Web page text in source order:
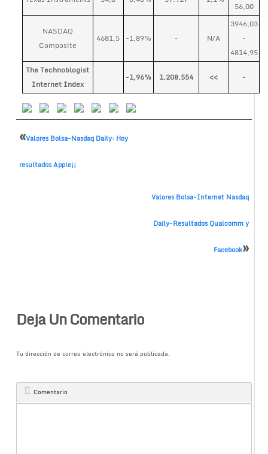
56,00
NASDAQ
Composite
4681,5 -1,89% – N/A
3946,03
–
4814,95
The Technoblogist
Internet Index
-1,96% 1.208.554 << –
«Valores Bolsa-Nasdaq Daily: Hoy
resultados Apple¡¡
Valores Bolsa-Internet Nasdaq
Daily-Resultados Qualcomm y
Facebook»
Deja Un Comentario
Tu dirección de correo electrónico no será publicada.
Comentario